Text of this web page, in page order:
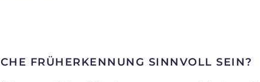
FRÜHERKENNUNG SINNVOLL SEIN?